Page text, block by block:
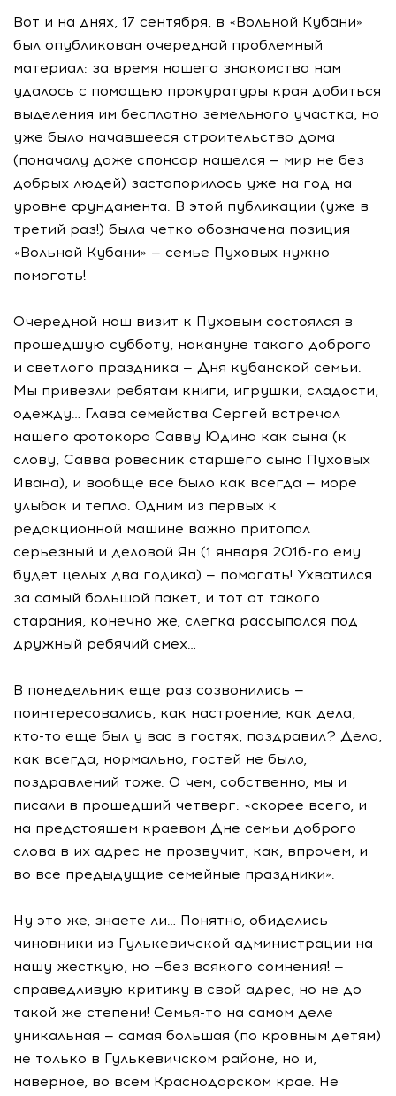
Вот и на днях, 17 сентября, в «Вольной Кубани»
был опубликован очередной проблемный
материал: за время нашего знакомства нам
удалось с помощью прокуратуры края добиться
выделения им бесплатно земельного участка, но
уже было начавшееся строительство дома
(поначалу даже спонсор нашелся — мир не без
добрых людей) застопорилось уже на год на
уровне фундамента. В этой публикации (уже в
третий раз!) была четко обозначена позиция
«Вольной Кубани» — семье Пуховых нужно
помогать!
Очередной наш визит к Пуховым состоялся в
прошедшую субботу, накануне такого доброго
и светлого праздника — Дня кубанской семьи.
Мы привезли ребятам книги, игрушки, сладости,
одежду… Глава семейства Сергей встречал
нашего фотокора Савву Юдина как сына (к
слову, Савва ровесник старшего сына Пуховых
Ивана), и вообще все было как всегда — море
улыбок и тепла. Одним из первых к
редакционной машине важно притопал
серьезный и деловой Ян (1 января 2016-го ему
будет целых два годика) — помогать! Ухватился
за самый большой пакет, и тот от такого
старания, конечно же, слегка рассыпался под
дружный ребячий смех…
В понедельник еще раз созвонились —
поинтересовались, как настроение, как дела,
кто-то еще был у вас в гостях, поздравил? Дела,
как всегда, нормально, гостей не было,
поздравлений тоже. О чем, собственно, мы и
писали в прошедший четверг: «скорее всего, и
на предстоящем краевом Дне семьи доброго
слова в их адрес не прозвучит, как, впрочем, и
во все предыдущие семейные праздники».
Ну это же, знаете ли… Понятно, обиделись
чиновники из Гулькевичской администрации на
нашу жесткую, но —без всякого сомнения! —
справедливую критику в свой адрес, но не до
такой же степени! Семья-то на самом деле
уникальная — самая большая (по кровным детям)
не только в Гулькевичском районе, но и,
наверное, во всем Краснодарском крае. Не